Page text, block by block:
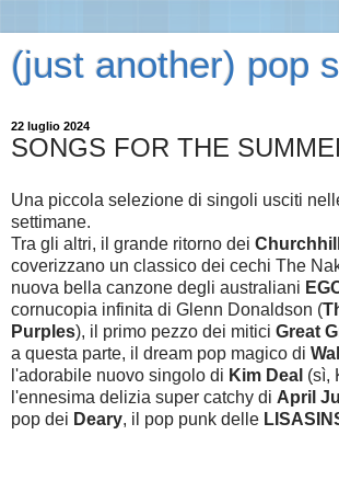
(just another) pop
22 luglio 2024
SONGS FOR THE
Una piccola selezione di singoli usciti
settimane.
Tra gli altri, il grande ritorno dei
coverizzano un classico dei cechi The
nuova bella canzone degli australiani
cornucopia infinita di Glenn Donaldson (
Purples), il primo pezzo dei mitici Great
a questa parte, il dream pop magico di
l'adorabile nuovo singolo di Kim Deal (sì,
l'ennesima delizia super catchy di April
pop dei Deary, il pop punk delle